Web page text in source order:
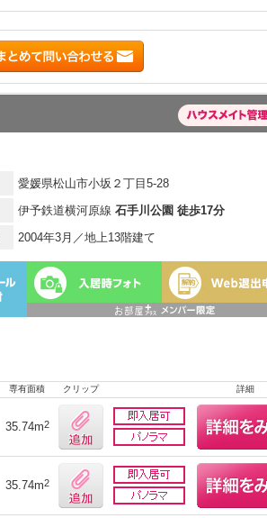
愛媛県松山市小坂２丁目5-28
伊予鉄道横河原線 石手川公園 徒歩17分
2004年3月／地上13階建て
専有面積 クリップ 詳細
35.74m2
35.74m2